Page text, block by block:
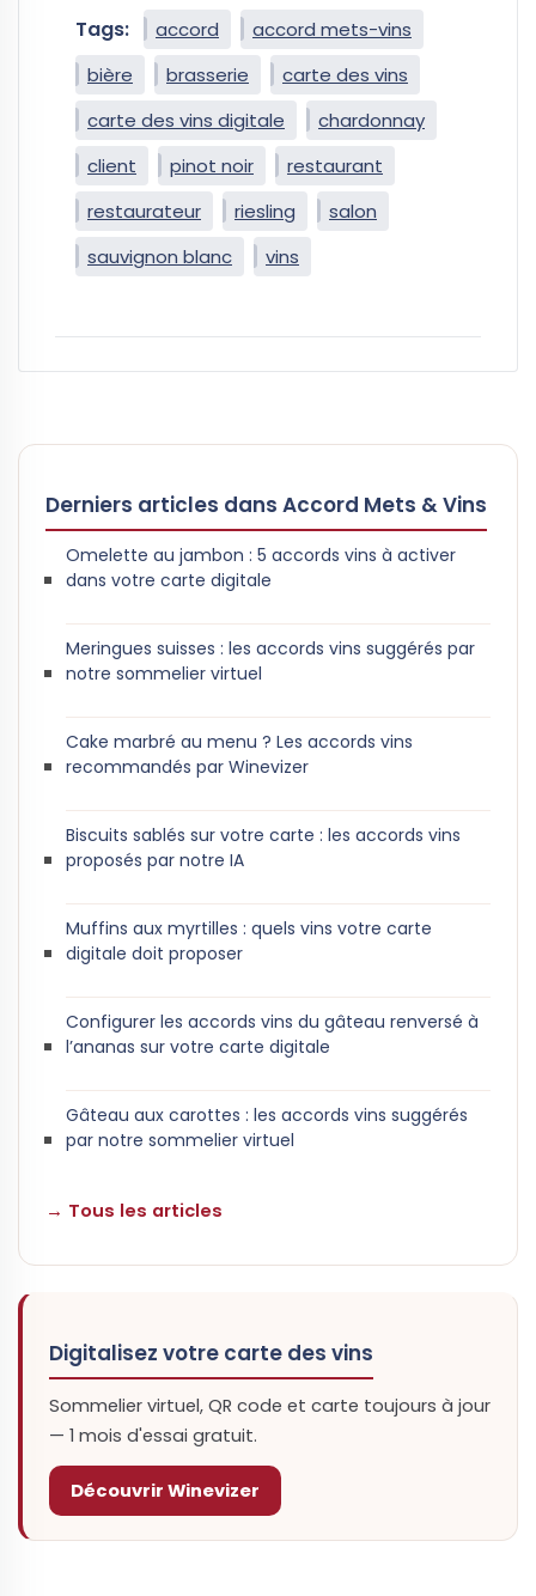
Tags: accord
accord mets-vins
bière
brasserie
carte des vins
carte des vins digitale
chardonnay
client
pinot noir
restaurant
restaurateur
riesling
salon
sauvignon blanc
vins
Derniers articles dans Accord Mets & Vins
Omelette au jambon : 5 accords vins à activer
dans votre carte digitale
Meringues suisses : les accords vins suggérés par
notre sommelier virtuel
Cake marbré au menu ? Les accords vins
recommandés par Winevizer
Biscuits sablés sur votre carte : les accords vins
proposés par notre IA
Muffins aux myrtilles : quels vins votre carte
digitale doit proposer
Configurer les accords vins du gâteau renversé à
l’ananas sur votre carte digitale
Gâteau aux carottes : les accords vins suggérés
par notre sommelier virtuel
→ Tous les articles
Digitalisez votre carte des vins
Sommelier virtuel, QR code et carte toujours à jour
— 1 mois d'essai gratuit.
Découvrir Winevizer